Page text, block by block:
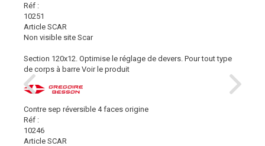
Réf :
10251
Article SCAR
Non visible site Scar
Section 120x12. Optimise le réglage de devers. Pour tout type
de corps à barre Voir le produit
Contre sep réversible 4 faces origine
Réf :
10246
Article SCAR